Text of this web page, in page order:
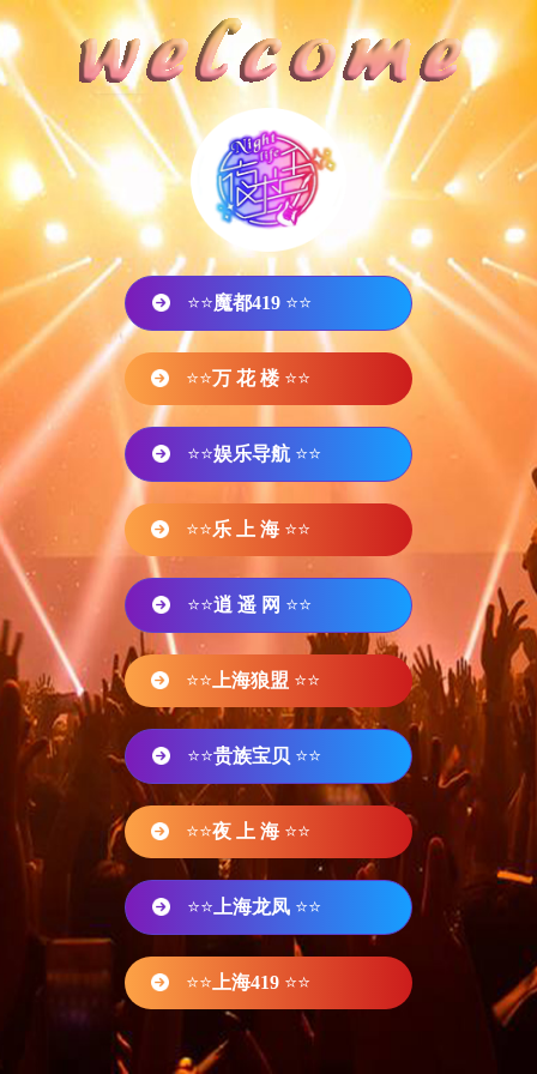
⭐⭐魔都419 ⭐⭐
⭐⭐万 花 楼 ⭐⭐
⭐⭐娱乐导航 ⭐⭐
⭐⭐乐 上 海 ⭐⭐
⭐⭐逍 遥 网 ⭐⭐
⭐⭐ 上海狼盟 ⭐⭐
⭐⭐贵族宝贝 ⭐⭐
⭐⭐夜 上 海 ⭐⭐
⭐⭐ 上海龙凤 ⭐⭐
⭐⭐ 上海419 ⭐⭐